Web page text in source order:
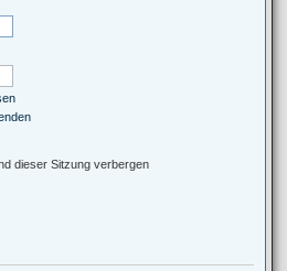
dieser Sitzung verbergen